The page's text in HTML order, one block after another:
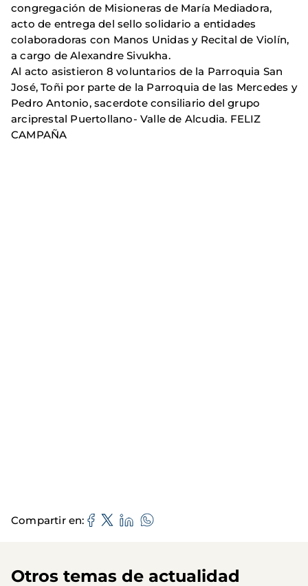
congregación de Misioneras de María Mediadora,
acto de entrega del sello solidario a entidades
colaboradoras con Manos Unidas y Recital de Violín,
a cargo de Alexandre Sivukha.
Al acto asistieron 8 voluntarios de la Parroquia San
José, Toñi por parte de la Parroquia de las Mercedes y
Pedro Antonio, sacerdote consiliario del grupo
arciprestal Puertollano- Valle de Alcudia. FELIZ
CAMPAÑA
Compartir en
Otros temas de actualidad